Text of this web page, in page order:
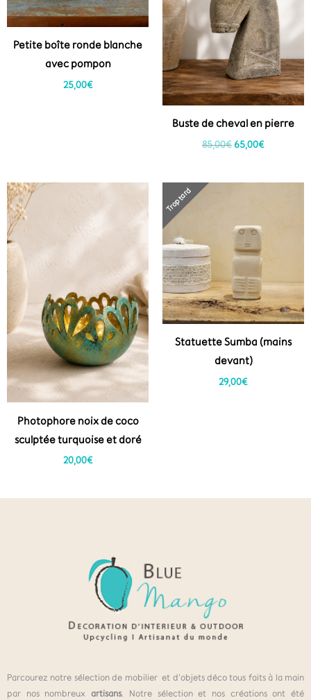
Petite boîte ronde blanche
avec pompon
25,00€
Buste de cheval en pierre
85,00€ 65,00€
Photophore noix de coco
sculptée turquoise et doré
20,00€
Trop tard
Statuette Sumba (mains
devant)
29,00€
Parcourez notre sélection de mobilier et d’objets déco tous faits à la main
par nos nombreuxartisans. Notre sélection et nos créations ont été